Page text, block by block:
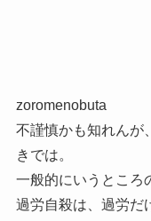
zoromenobuta
不謹慎かも知れんが
きでは。
一般的にいうところ
過労自殺は、過労だ